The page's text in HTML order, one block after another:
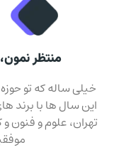
منتظر
خیلی ساله که تو
این سال ها با برند
تهران، علوم و فنون